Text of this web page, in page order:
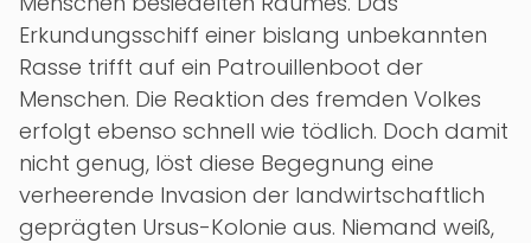
Erkundungsschiff einer bislang unbekannten
Rasse trifft auf ein Patrouillenboot der
Menschen. Die Reaktion des fremden Volkes
erfolgt ebenso schnell wie tödlich. Doch damit
nicht genug, löst diese Begegnung eine
verheerende Invasion der landwirtschaftlich
geprägten Ursus-Kolonie aus. Niemand weiß,